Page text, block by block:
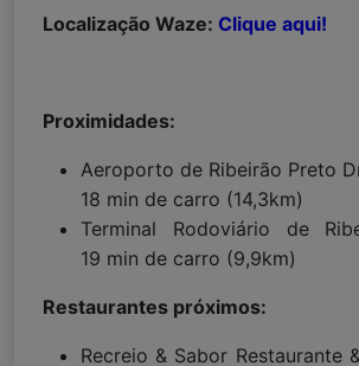
Localização Waze: Clique aqui!
Proximidades:
Aeroporto de Ribeirão Preto
18 min de carro (14,3km)
Terminal Rodoviário de
19 min de carro (9,9km)
Restaurantes próximos:
Recreio & Sabor Restaurante